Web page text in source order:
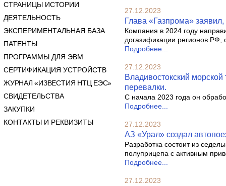
СТРАНИЦЫ ИСТОРИИ
ДЕЯТЕЛЬНОСТЬ
ЭКСПЕРИМЕНТАЛЬНАЯ БАЗА
ПАТЕНТЫ
ПРОГРАММЫ ДЛЯ ЭВМ
СЕРТИФИКАЦИЯ УСТРОЙСТВ
ЖУРНАЛ «ИЗВЕСТИЯ НТЦ ЕЭС»
СВИДЕТЕЛЬСТВА
ЗАКУПКИ
КОНТАКТЫ И РЕКВИЗИТЫ
27.12.2023
Глава «Газпрома»
Компания в 2024 году
догазификации регионов
Подробнее...
27.12.2023
Владивостокский
перевалки.
С начала 2023 года он
Подробнее...
27.12.2023
АЗ «Урал» создал
Разработка состоит из
полуприцепа с активным
Подробнее...
27.12.2023